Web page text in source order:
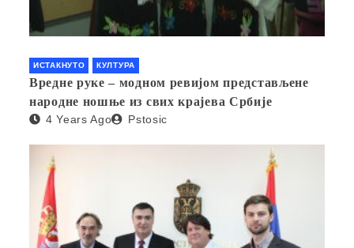
ИСТАКНУТО КУЛТУРА
Вредне руке – модном ревијом представљене
народне ношње из свих крајева Србије
4 Years Ago Pstosic